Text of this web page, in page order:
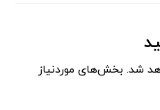
شد. بخش‌های موردنیاز